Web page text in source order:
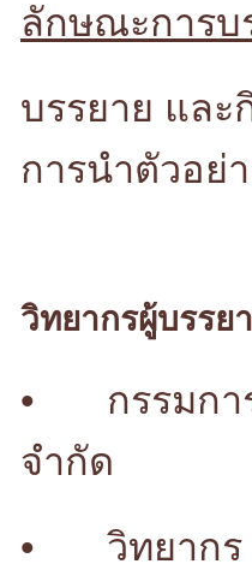
ลักษณะการบ
บรรยาย และ
การนำตัวอย่
วิทยากรผู้บรร
•
กรรมก
จำกัด
•
วิทยาก